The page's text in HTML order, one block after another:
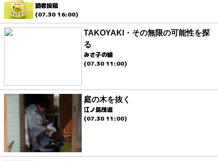
読者投稿
(07.30 16:00)
TAKOYAKI・その無限の可能性を探
る
みさ子の娘
(07.30 11:00)
庭の木を抜く
江ノ島茂道
(07.30 11:00)